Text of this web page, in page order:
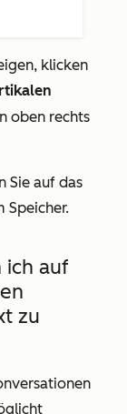
klicken
oben rechts
Sie auf das
Speicher.
ich auf
zu